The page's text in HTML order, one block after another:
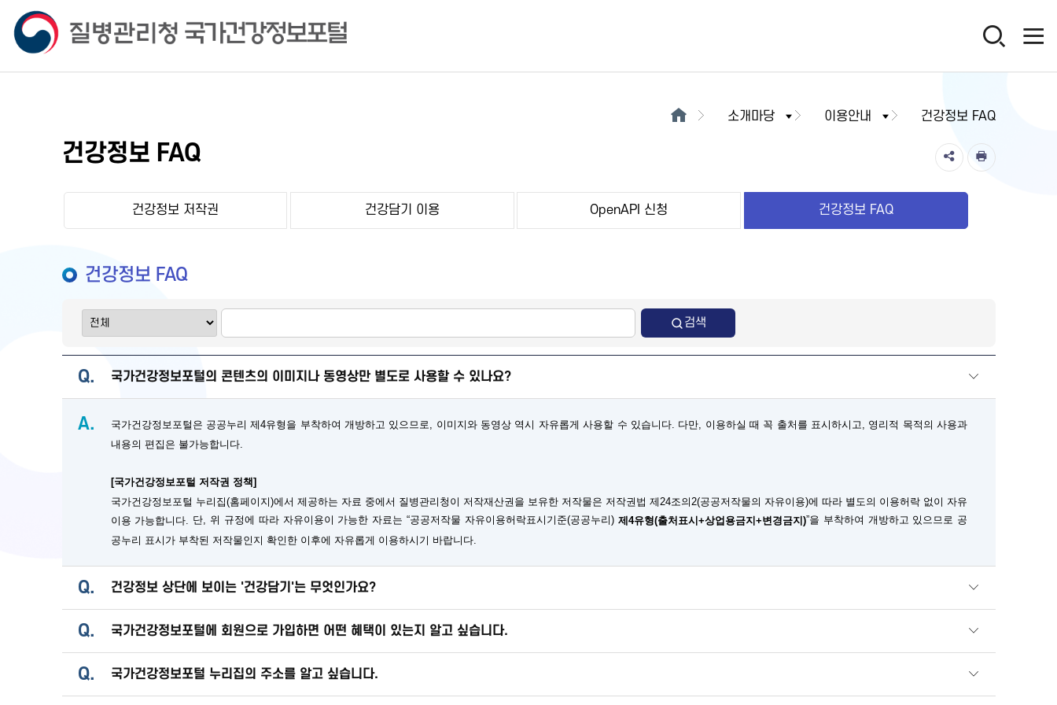
소개마당 이용안내 건강정보 FAQ
건강정보 FAQ
건강정보 저작권 건강담기 이용 OpenAPI 신청 건강정보 FAQ
건강정보 FAQ
검색
Q. 국가건강정보포털의 콘텐츠의 이미지나 동영상만 별도로 사용할 수 있나요?
A.
국가건강정보포털은 공공누리 제4유형을 부착하여 개방하고 있으므로, 이미지와 동영상 역시 자유롭게 사용할 수 있습니다. 다만, 이용하실 때 꼭 출처를 표시하시고, 영리적 목적의 사용과
내용의 편집은 불가능합니다.
[국가건강정보포털 저작권 정책]
국가건강정보포털 누리집(홈페이지)에서 제공하는 자료 중에서 질병관리청이 저작재산권을 보유한 저작물은 저작권법 제24조의2(공공저작물의 자유이용)에 따라 별도의 이용허락 없이 자유
이용 가능합니다. 단, 위 규정에 따라 자유이용이 가능한 자료는 “공공저작물 자유이용허락표시기준(공공누리)제4유형(출처표시+상업용금지+변경금지)”을 부착하여 개방하고 있으므로 공
공누리 표시가 부착된 저작물인지 확인한 이후에 자유롭게 이용하시기 바랍니다.
Q. 건강정보 상단에 보이는 '건강담기'는 무엇인가요?
Q. 국가건강정보포털에 회원으로 가입하면 어떤 혜택이 있는지 알고 싶습니다.
Q. 국가건강정보포털 누리집의 주소를 알고 싶습니다.